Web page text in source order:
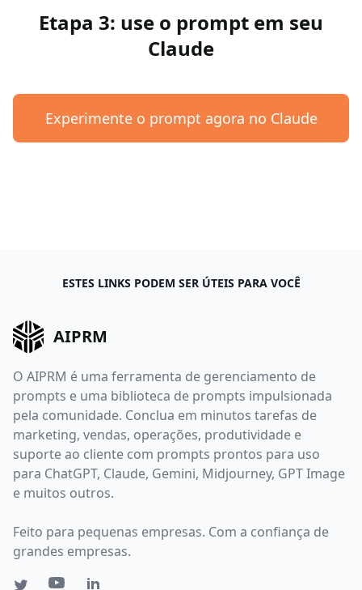
Etapa 3: use o prompt em seu
Claude
Experimente o prompt agora no Claude
ESTES LINKS PODEM SER ÚTEIS PARA VOCÊ
AIPRM
O AIPRM é uma ferramenta de gerenciamento de
prompts e uma biblioteca de prompts impulsionada
pela comunidade. Conclua em minutos tarefas de
marketing, vendas, operações, produtividade e
suporte ao cliente com prompts prontos para uso
para ChatGPT, Claude, Gemini, Midjourney, GPT Image
e muitos outros.
Feito para pequenas empresas. Com a confiança de
grandes empresas.